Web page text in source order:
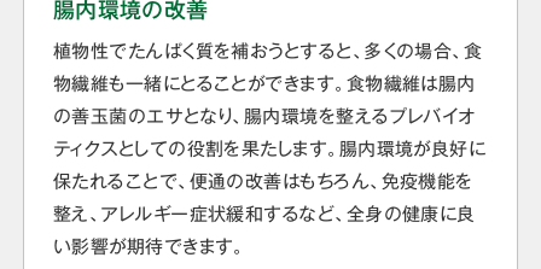
腸内環境の改善
植物性でたんぱく質を補おうとすると、多くの場合、食
物繊維も一緒にとることができます。食物繊維は腸内
の善玉菌のエサとなり、腸内環境を整えるプレバイオ
ティクスとしての役割を果たします。腸内環境が良好に
保たれることで、便通の改善はもちろん、免疫機能を
整え、アレルギー症状緩和するなど、全身の健康に良
い影響が期待できます。